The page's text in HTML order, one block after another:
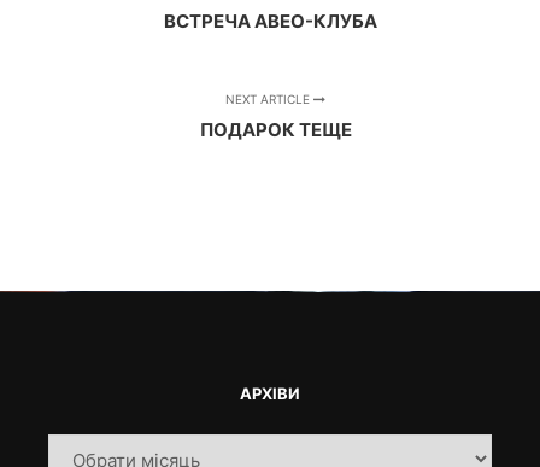
ВСТРЕЧА АВЕО-КЛУБА
NEXT ARTICLE
ПОДАРОК ТЕЩЕ
АРХІВИ
Архіви